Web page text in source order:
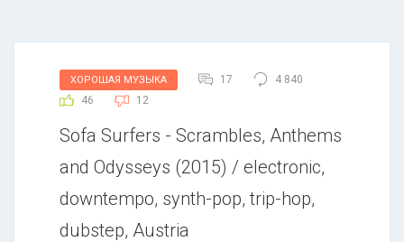
ХОРОШАЯ МУЗЫКА 17
4 840
46
12
Sofa Surfers - Scrambles, Anthems
and Odysseys (2015) / electronic,
downtempo, synth-pop, trip-hop,
dubstep, Austria